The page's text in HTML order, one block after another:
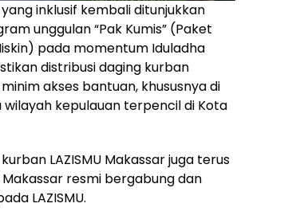
inklusif kembali ditunjukkan
unggulan “Pak Kumis” (Paket
pada momentum Iduladha
distribusi daging kurban
akses bantuan, khususnya di
kepulauan terpencil di Kota
LAZISMU Makassar juga terus
Makassar resmi bergabung dan
LAZISMU.